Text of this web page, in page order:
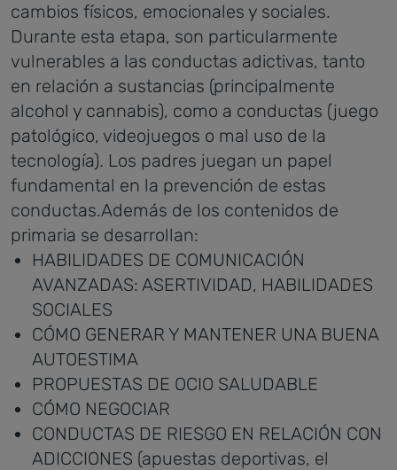
cambios físicos, emocionales y sociales.
Durante esta etapa, son particularmente
vulnerables a las conductas adictivas, tanto
en relación a sustancias (principalmente
alcohol y cannabis), como a conductas (juego
patológico, videojuegos o mal uso de la
tecnología). Los padres juegan un papel
fundamental en la prevención de estas
conductas.Además de los contenidos de
primaria se desarrollan:
HABILIDADES DE COMUNICACIÓN
AVANZADAS: ASERTIVIDAD, HABILIDADES
SOCIALES
CÓMO GENERAR Y MANTENER UNA BUENA
AUTOESTIMA
PROPUESTAS DE OCIO SALUDABLE
CÓMO NEGOCIAR
CONDUCTAS DE RIESGO EN RELACIÓN CON
ADICCIONES (apuestas deportivas, el